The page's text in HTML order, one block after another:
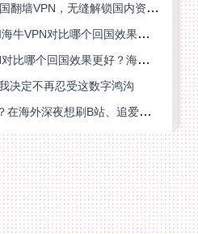
海外党必看：如何选对回国翻墙VPN，无缝解锁国内资源？
ChickCN VPN好用吗？和海牛VPN对比哪个回国效果更好？
ChickCN VPN和当归VPN对比哪个回国效果更好？海外党亲测后选了它
决定不再忍受这数字鸿沟
Quickback和巨鲸好用吗？在海外深夜想刷B站、追爱奇艺的你，或许正需要这份答案